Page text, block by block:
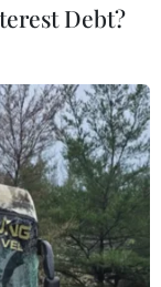
ngày đêm”
chuyển đổi
hiệu quả
Debt?